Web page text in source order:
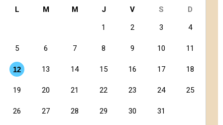
L M M J V S
D
1
2 3 4
5 6 7 8 9 10 11
12 13 14 15 16 17 18
19 20 21 22 23 24 25
26 27 28 29 30 31